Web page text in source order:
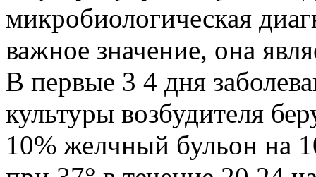
микробиологическая
важное значение, она
В первые 3 4 дня
культуры возбудителя
10% желчный бульон на